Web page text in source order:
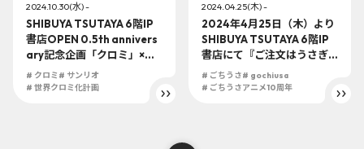
2024.10.30(水) -
SHIBUYA TSUTAYA 6階IP
書店OPEN 0.5th annivers
ary記念企画「クロミ」×「R
4G」アパレルの発売が決
定！
# クロミ # サンリオ
# 世界クロミ化計画
2024.04.25(木) -
2024年4月25日（木）より
SHIBUYA TSUTAYA 6階IP
書店にて『ご注文はうさぎ
ですか？ BLOOM×サンリオ
キャラクターズ』POP-UP
# ごちうさ# gochiusa
# ごちうさアニメ10周年